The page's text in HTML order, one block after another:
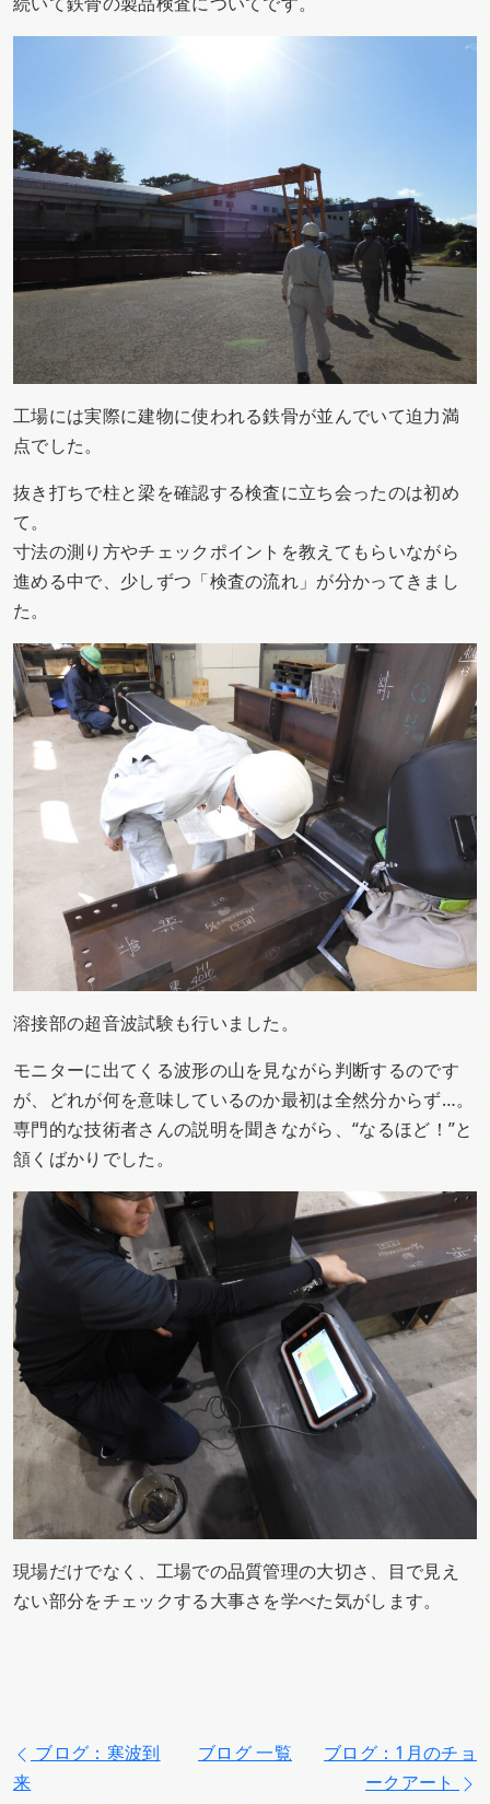
工場には実際に建物に使われる鉄骨が並んでいて迫力満
点でした。
抜き打ちで柱と梁を確認する検査に立ち会ったのは初め
て。
寸法の測り方やチェックポイントを教えてもらいながら
進める中で、少しずつ「検査の流れ」が分かってきまし
た。
溶接部の超音波試験も行いました。
モニターに出てくる波形の山を見ながら判断するのです
が、どれが何を意味しているのか最初は全然分からず…。
専門的な技術者さんの説明を聞きながら、“なるほど！”と
頷くばかりでした。
現場だけでなく、工場での品質管理の大切さ、目で見え
ない部分をチェックする大事さを学べた気がします。
ブログ：寒波到
来
ブログ 一覧
ブログ：1月のチョ
ークアート